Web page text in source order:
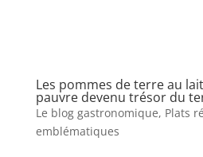
Les pommes de terre au
pauvre devenu trésor du
Le blog gastronomique, Plats
emblématiques